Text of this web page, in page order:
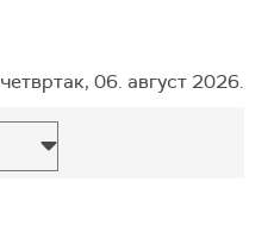
четвртак, 06. август 2026.